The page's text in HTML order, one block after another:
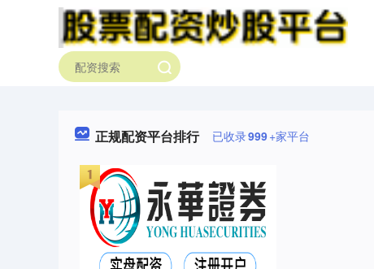
正规配资平台排行 已收录999+家平台